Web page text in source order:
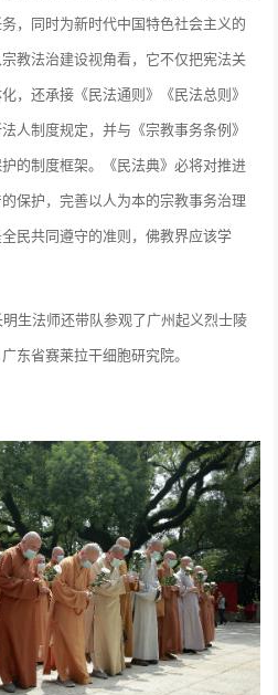
，同时为新时代中国特色社会主义的
教法治建设视角看，它不仅把宪法关
，还承接《民法通则》《民法总则》
人制度规定，并与《宗教事务条例》
的制度框架。《民法典》必将对推进
保护，完善以人为本的宗教事务治理
民共同遵守的准则，佛教界应该学
生法师还带队参观了广州起义烈士陵
东省赛莱拉干细胞研究院。